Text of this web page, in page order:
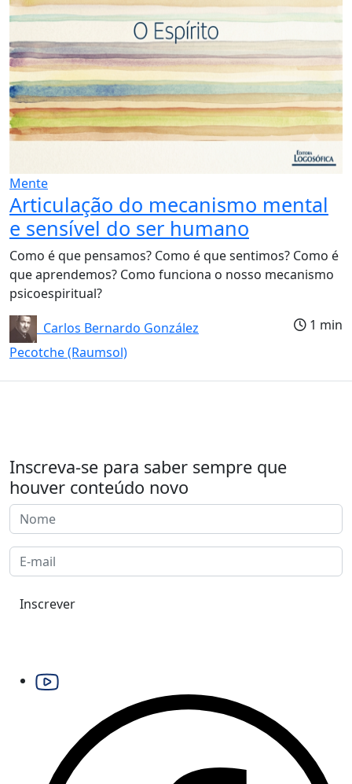
Mente
Articulação do mecanismo mental
e sensível do ser humano
Como é que pensamos? Como é que sentimos? Como é
que aprendemos? Como funciona o nosso mecanismo
psicoespiritual?
Carlos Bernardo González
Pecotche (Raumsol)
1 min
Inscreva-se para saber sempre que
houver conteúdo novo
Inscrever